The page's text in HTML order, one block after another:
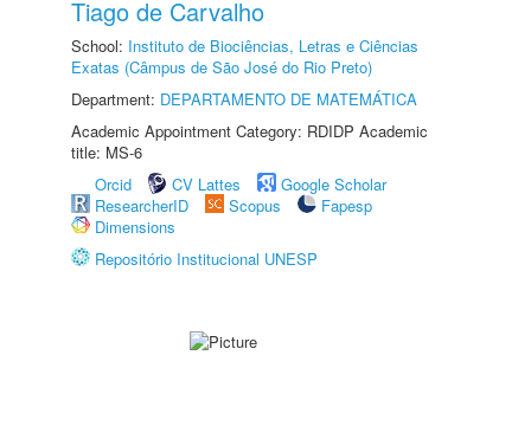
Tiago de Carvalho
School: Instituto de Biociências, Letras e Ciências
Exatas (Câmpus de São José do Rio Preto)
Department: DEPARTAMENTO DE MATEMÁTICA
Academic Appointment Category: RDIDP Academic
title: MS-6
Orcid
CV Lattes
Google Scholar
ResearcherID
Scopus
Fapesp
Dimensions
Repositório Institucional UNESP